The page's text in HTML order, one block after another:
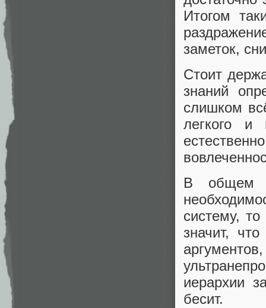
Итогом
заметок,
Стоит
знаний
слишком
легкого и
В общем
систему,
значит,
иерархии
бесит.